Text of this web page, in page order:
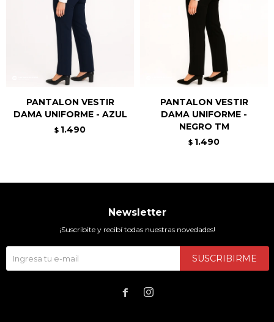
PANTALON VESTIR
DAMA UNIFORME - AZUL
$ 1.490
PANTALON VESTIR
DAMA UNIFORME -
NEGRO TM
$ 1.490
Newsletter
¡Suscribite y recibí todas nuestras novedades!
SUSCRIBIRME
 